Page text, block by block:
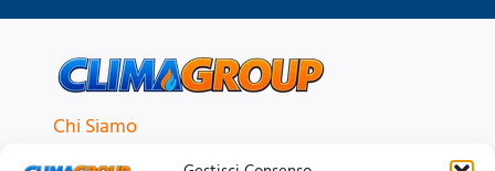
Chi Siamo
Blog